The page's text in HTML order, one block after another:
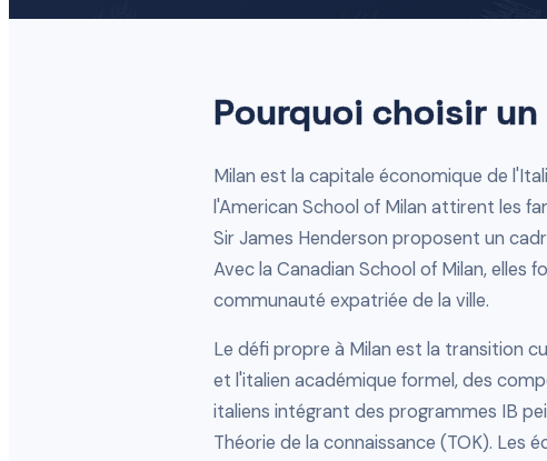
Pourquoi choisir
Milan est la capitale économique de
l'American School of Milan attirent les
Sir James Henderson proposent un
Avec la Canadian School of Milan,
communauté expatriée de la ville.
Le défi propre à Milan est la transition
et l'italien académique formel, des
italiens intégrant des programmes IB
Théorie de la connaissance (TOK). Les